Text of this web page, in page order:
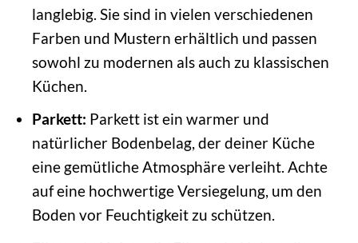
langlebig. Sie sind in vielen verschiedenen
Farben und Mustern erhältlich und passen
sowohl zu modernen als auch zu klassischen
Küchen.
Parkett: Parkett ist ein warmer und
natürlicher Bodenbelag, der deiner Küche
eine gemütliche Atmosphäre verleiht. Achte
auf eine hochwertige Versiegelung, um den
Boden vor Feuchtigkeit zu schützen.